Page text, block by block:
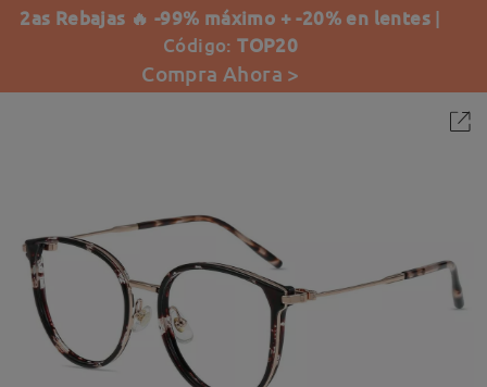
2as Rebajas 🔥 -99% máximo + -20% en lentes |
Código:TOP20
Compra Ahora >